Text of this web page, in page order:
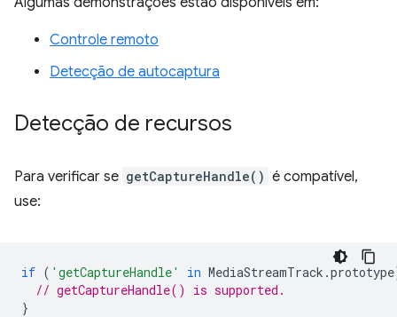
Controle remoto
Detecção de autocaptura
Detecção de recursos
Para verificar se getCaptureHandle() é compatível,
use:
if ( 'getCaptureHandle' in MediaStreamTrack .prototype
// getCaptureHandle() is supported.
}